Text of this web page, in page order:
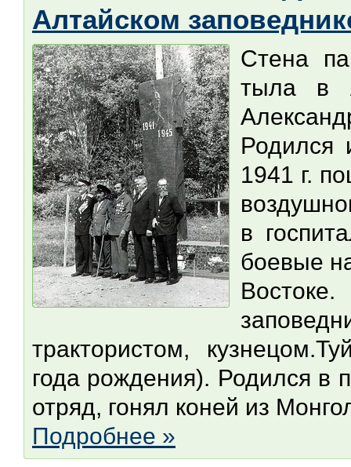
Алтайском
Стена
тыла в
Родился
1941 г.
в
боевые
трактористом,
года рождения). Родился в
отряд, гонял коней из
Подробнее »